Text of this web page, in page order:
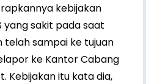
kebijakan
yang sakit pada saat
telah sampai ke tujuan
ke Kantor Cabang
Kebijakan itu kata dia,